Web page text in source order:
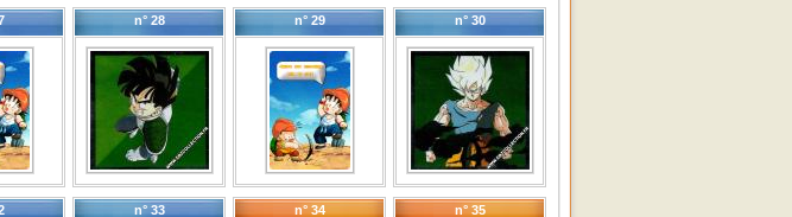
n° 28 n° 29 n° 30
n° 33 n° 34 n° 35